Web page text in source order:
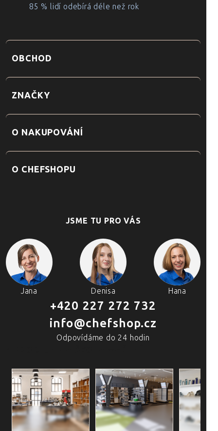
85 % lidí odebírá déle než rok
OBCHOD
ZNAČKY
O NAKUPOVÁNÍ
O CHEFSHOPU
JSME TU PRO VÁS
Jana Denisa Hana
+420 227 272 732
info@chefshop.cz
Odpovídáme do 24 hodin